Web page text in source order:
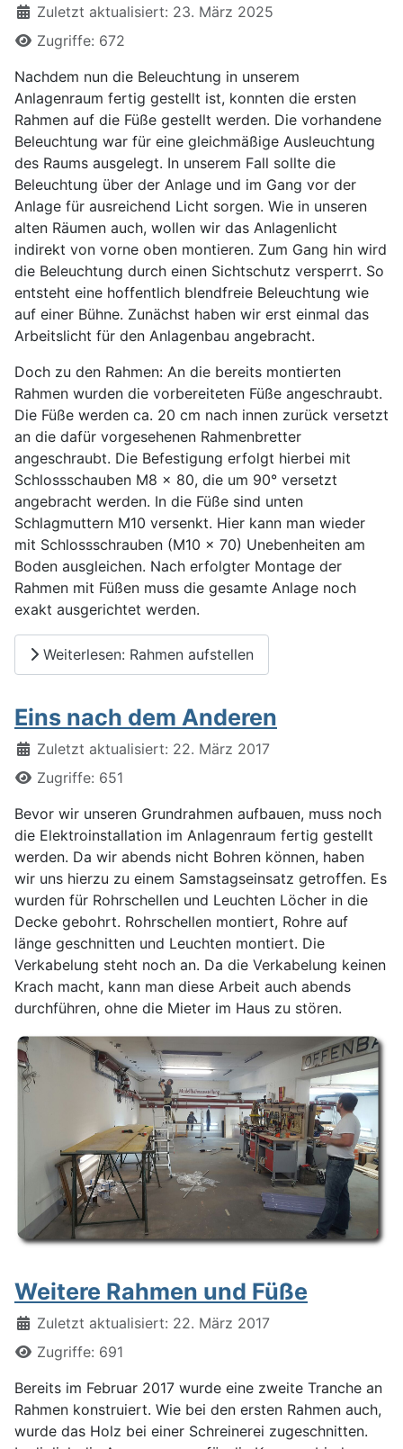
DetailsZuletzt aktualisiert: 23. März 2025
Zugriffe: 672
Nachdem nun die Beleuchtung in unserem
Anlagenraum fertig gestellt ist, konnten die ersten
Rahmen auf die Füße gestellt werden. Die vorhandene
Beleuchtung war für eine gleichmäßige Ausleuchtung
des Raums ausgelegt. In unserem Fall sollte die
Beleuchtung über der Anlage und im Gang vor der
Anlage für ausreichend Licht sorgen. Wie in unseren
alten Räumen auch, wollen wir das Anlagenlicht
indirekt von vorne oben montieren. Zum Gang hin wird
die Beleuchtung durch einen Sichtschutz versperrt. So
entsteht eine hoffentlich blendfreie Beleuchtung wie
auf einer Bühne. Zunächst haben wir erst einmal das
Arbeitslicht für den Anlagenbau angebracht.
Doch zu den Rahmen: An die bereits montierten
Rahmen wurden die vorbereiteten Füße angeschraubt.
Die Füße werden ca. 20 cm nach innen zurück versetzt
an die dafür vorgesehenen Rahmenbretter
angeschraubt. Die Befestigung erfolgt hierbei mit
Schlossschauben M8 x 80, die um 90° versetzt
angebracht werden. In die Füße sind unten
Schlagmuttern M10 versenkt. Hier kann man wieder
mit Schlossschrauben (M10 x 70) Unebenheiten am
Boden ausgleichen. Nach erfolgter Montage der
Rahmen mit Füßen muss die gesamte Anlage noch
exakt ausgerichtet werden.
Weiterlesen: Rahmen aufstellen
Eins nach dem Anderen
DetailsZuletzt aktualisiert: 22. März 2017
Zugriffe: 651
Bevor wir unseren Grundrahmen aufbauen, muss noch
die Elektroinstallation im Anlagenraum fertig gestellt
werden. Da wir abends nicht Bohren können, haben
wir uns hierzu zu einem Samstagseinsatz getroffen. Es
wurden für Rohrschellen und Leuchten Löcher in die
Decke gebohrt. Rohrschellen montiert, Rohre auf
länge geschnitten und Leuchten montiert. Die
Verkabelung steht noch an. Da die Verkabelung keinen
Krach macht, kann man diese Arbeit auch abends
durchführen, ohne die Mieter im Haus zu stören.
Weitere Rahmen und Füße
DetailsZuletzt aktualisiert: 22. März 2017
Zugriffe: 691
Bereits im Februar 2017 wurde eine zweite Tranche an
Rahmen konstruiert. Wie bei den ersten Rahmen auch,
wurde das Holz bei einer Schreinerei zugeschnitten.